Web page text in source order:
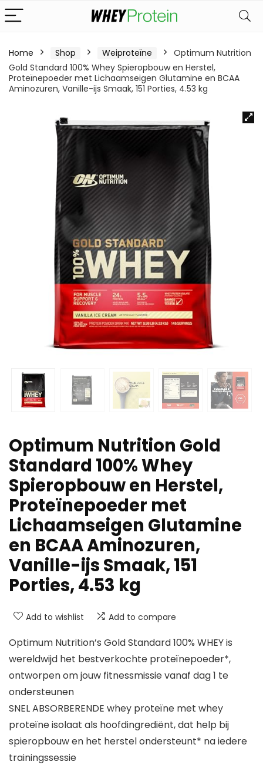
Home Shop Weiproteïne
Optimum Nutrition
Gold Standard 100% Whey Spieropbouw en Herstel,
Proteïnepoeder met Lichaamseigen Glutamine en BCAA
Aminozuren, Vanille-ijs Smaak, 151 Porties, 4.53 kg
Optimum Nutrition Gold
Standard 100% Whey
Spieropbouw en Herstel,
Proteïnepoeder met
Lichaamseigen Glutamine
en BCAA Aminozuren,
Vanille-ijs Smaak, 151
Porties, 4.53 kg
Add to wishlist Add to compare
Optimum Nutrition’s Gold Standard 100% WHEY is
wereldwijd het bestverkochte proteïnepoeder*,
ontworpen om jouw fitnessmissie vanaf dag 1 te
ondersteunen
SNEL ABSORBERENDE whey proteïne met whey
proteïne isolaat als hoofdingrediënt, dat help bij
spieropbouw en het herstel ondersteunt* na iedere
trainingssessie